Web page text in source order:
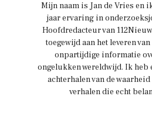
Mijn naam is Jan de Vries en
jaar ervaring in
Hoofdredacteur van
toegewijd aan het leveren
onpartijdige informatie
ongelukken wereldwijd. Ik heb
achterhalen van de waarheid
verhalen die echt